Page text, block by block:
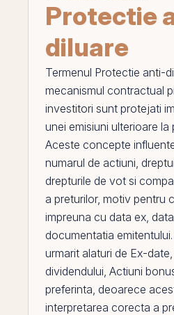
Protectie
diluare
Termenul Protectie anti-
mecanismul contractual
investitori sunt protejati
unei emisiuni ulterioare la
Aceste concepte
numarul de actiuni,
drepturile de vot si
a preturilor, motiv pentru
impreuna cu data ex,
documentatia
urmarit alaturi de Ex-date,
dividendului, Actiuni
preferinta, deoarece
interpretarea corecta a